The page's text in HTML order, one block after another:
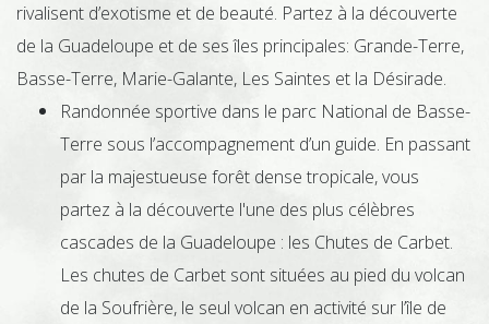
rivalisent d’exotisme et de beauté. Partez à la découverte
de la Guadeloupe et de ses îles principales: Grande-Terre,
Basse-Terre, Marie-Galante, Les Saintes et la Désirade.
Randonnée sportive dans le parc National de Basse-
Terre sous l’accompagnement d’un guide. En passant
par la majestueuse forêt dense tropicale, vous
partez à la découverte l'une des plus célèbres
cascades de la Guadeloupe : les Chutes de Carbet.
Les chutes de Carbet sont situées au pied du volcan
de la Soufrière, le seul volcan en activité sur l’île de